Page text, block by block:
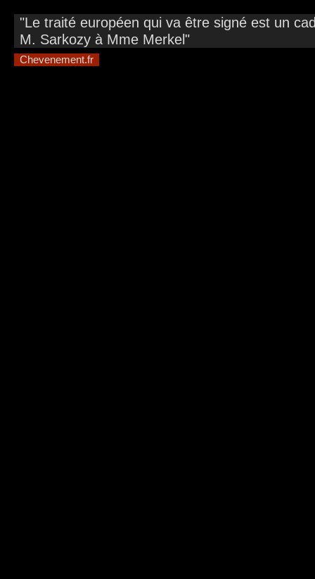
"Le traité européen qui va être signé est un
M. Sarkozy à Mme Merkel"
Chevenement.fr